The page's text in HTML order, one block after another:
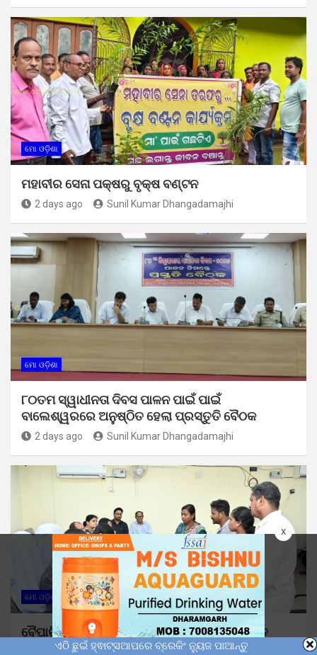
x
ମୋ ଓଡ଼ିଶା
ମହାବୀର ସେନା ପକ୍ଷରୁ ବୃକ୍ଷ ବଣ୍ଟନ
2 days ago Sunil Kumar Dhangadamajhi
ମୋ ଓଡ଼ିଶା
୮୦ତମ ସ୍ୱାଧୀନତା ଦିବସ ପାଳନ ପାଇଁ ପାଇଁ
ବାଲେଶ୍ୱରରେ ଅନୁଷ୍ଠିତ ହେଲା ପ୍ରସ୍ତୁତି ବୈଠକ
2 days ago Sunil Kumar Dhangadamajhi
ମୋ ଓଡ଼ିଶା
ବୈପାରିଗୁଡ଼ାଠାରେ ମିଳିତ ଜନଶୁଣାଣି ଶିବିର ଅନୁଷ୍ଠିତ
2 days ago Sunil Kumar Dhangadamajhi
ଏଠି ଛୁଇଁ ହ୍ଵାଟ୍ସଆପରେ ବ୍ରେକିଂ ନ୍ୟୁଜ ପାଆନ୍ତୁ